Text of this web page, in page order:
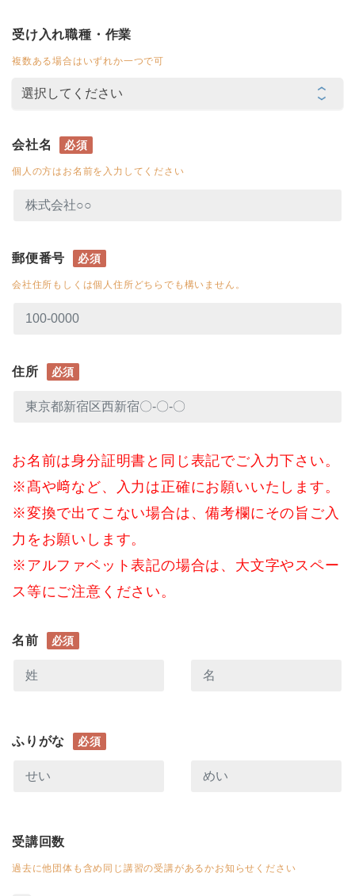
受け入れ職種・作業
複数ある場合はいずれか一つで可
会社名 必須
個人の方はお名前を入力してください
郵便番号 必須
会社住所もしくは個人住所どちらでも構いません。
住所 必須
お名前は身分証明書と同じ表記でご入力下さい。
※髙や﨑など、入力は正確にお願いいたします。
※変換で出てこない場合は、備考欄にその旨ご入
力をお願いします。
※アルファベット表記の場合は、大文字やスペー
ス等にご注意ください。
名前 必須
ふりがな 必須
受講回数
過去に他団体も含め同じ講習の受講があるかお知らせください